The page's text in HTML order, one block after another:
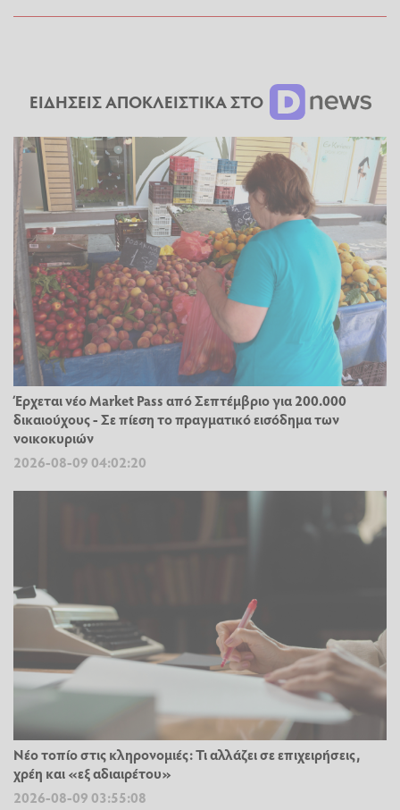
ΕΙΔΗΣΕΙΣ ΑΠΟΚΛΕΙΣΤΙΚΑ ΣΤΟ
Έρχεται νέο Market Pass από Σεπτέμβριο για 200.000
δικαιούχους - Σε πίεση το πραγματικό εισόδημα των
νοικοκυριών
2026-08-09 04:02:20
Νέο τοπίο στις κληρονομιές: Τι αλλάζει σε επιχειρήσεις,
χρέη και «εξ αδιαιρέτου»
2026-08-09 03:55:08